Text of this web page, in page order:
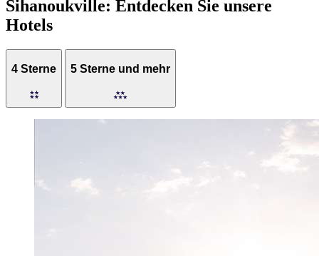
Sihanoukville: Entdecken Sie unsere
Hotels
4 Sterne 5 Sterne und mehr